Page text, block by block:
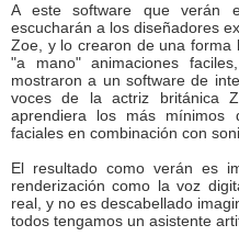
A este software que verán
escucharán a los diseñadores
Zoe, y lo crearon de una forma
"a mano" animaciones
mostraron a un software de
voces de la actriz británica
aprendiera los más mínimos
faciales en combinación con
El resultado como verán es
renderización como la voz
real, y no es descabellado
todos tengamos un asistente